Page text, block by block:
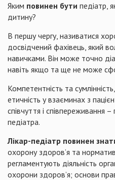
Яким повинен бути педіатр,
дитину?
В першу чергу, називатися
досвідчений фахівець, який
навичками. Він може точно
навіть якщо та ще не може
Компетентність та
етичність у взаєминах з
співчуття і співпереживання –
педіатра.
Лікар-педіатр повинен
охорону здоров’я та
регламентують діяльність
охорони здоров’я; основи